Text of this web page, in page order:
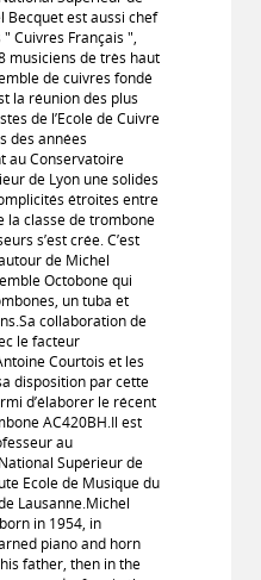
Becquet est aussi chef
Cuivres Français ",
musiciens de très haut
de cuivres fondé
la réunion des plus
de l’Ecole de Cuivre
des années
au Conservatoire
de Lyon une solides
étroites entre
la classe de trombone
s’est crée. C’est
de Michel
Octobone qui
un tuba et
collaboration de
le facteur
Courtois et les
disposition par cette
d’élaborer le récent
AC420BH.Il est
au
Supérieur de
Ecole de Musique du
Lausanne.Michel
in 1954, in
piano and horn
father, then in the